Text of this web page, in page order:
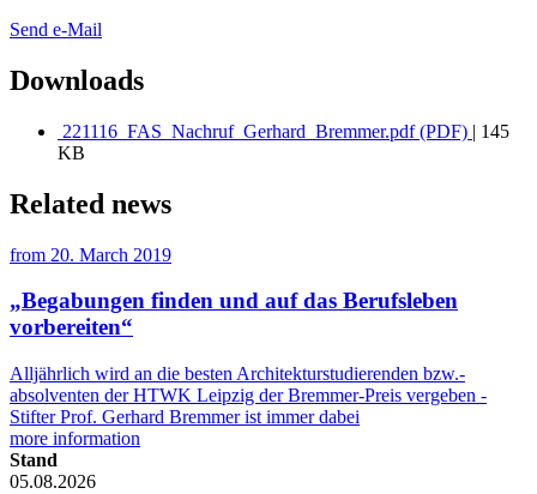
Send e-Mail
Downloads
221116_FAS_Nachruf_Gerhard_Bremmer.pdf (PDF) | 145
KB
Related news
from 20. March 2019
„Begabungen finden und auf das Berufsleben
vorbereiten“
Alljährlich wird an die besten Architekturstudierenden bzw.-
absolventen der HTWK Leipzig der Bremmer-Preis vergeben -
Stifter Prof. Gerhard Bremmer ist immer dabei
more information
Stand
05.08.2026